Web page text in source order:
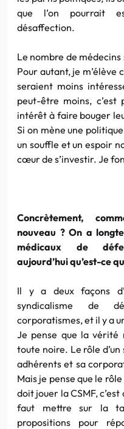
que l’on pourrait
désaffection.
Le nombre de
Pour autant, je m’élève
seraient moins
peut-être moins, c’est
intérêt à faire bouger
Si on mène une
un souffle et un espoir
cœur de s’investir. Je
Concrètement,
nouveau ? On a
médicaux de
aujourd’hui qu’est-ce
Il y a deux façons
syndicalisme de
corporatismes, et il y a
Je pense que la vérité
toute noire. Le rôle d’un
adhérents et sa
Mais je pense que le rôle
doit jouer la CSMF,
faut mettre sur la
propositions pour